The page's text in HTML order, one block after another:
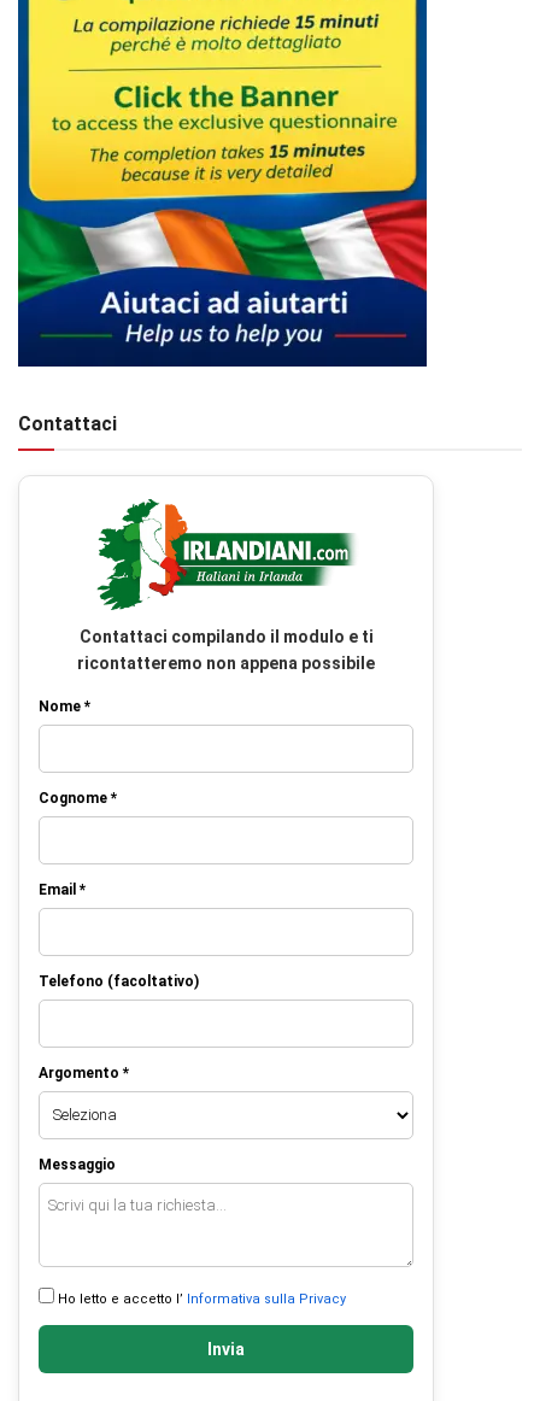
Contattaci
Contattaci compilando il modulo e ti
ricontatteremo non appena possibile
Nome *
Cognome *
Email *
Telefono (facoltativo)
Argomento *
Messaggio
Ho letto e accetto l’ Informativa sulla Privacy
Invia